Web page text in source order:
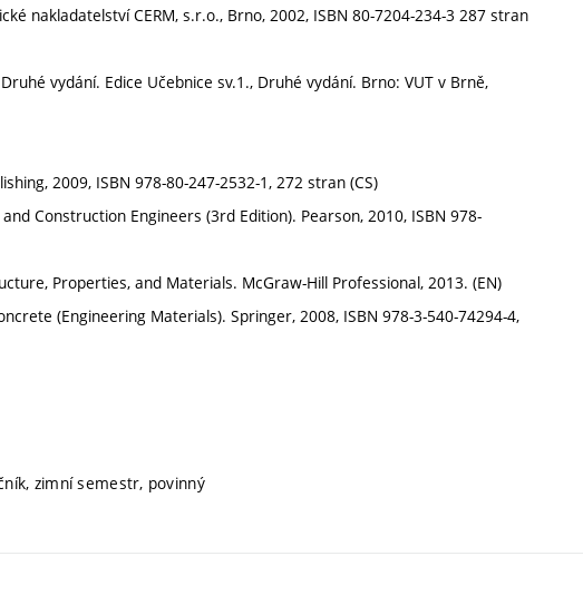
nakladatelství CERM, s.r.o., Brno, 2002, ISBN 80-7204-234-3 287 stran
vydání. Edice Učebnice sv.1., Druhé vydání. Brno: VUT v Brně,
2009, ISBN 978-80-247-2532-1, 272 stran (CS)
and Construction Engineers (3rd Edition). Pearson, 2010, ISBN 978-
Properties, and Materials. McGraw-Hill Professional, 2013. (EN)
(Engineering Materials). Springer, 2008, ISBN 978-3-540-74294-4,
zimní semestr, povinný